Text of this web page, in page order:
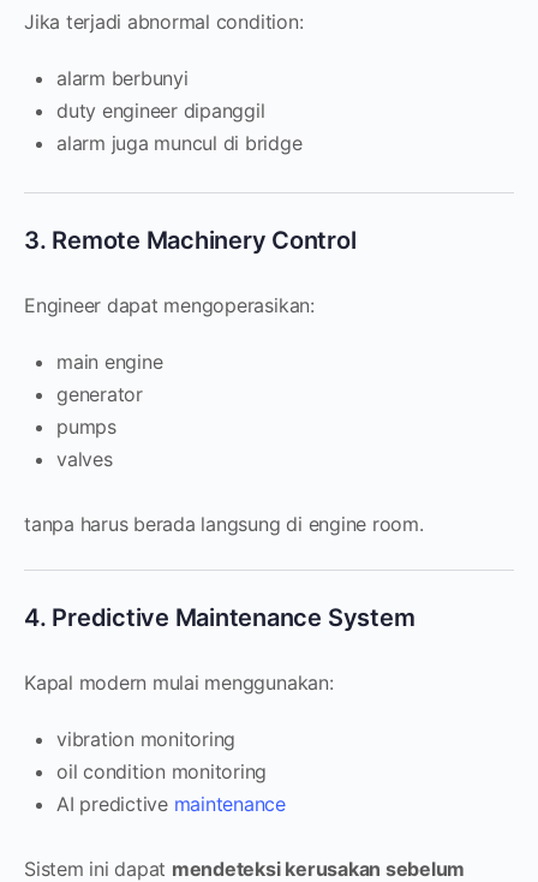
Jika terjadi abnormal condition:
alarm berbunyi
duty engineer dipanggil
alarm juga muncul di bridge
3. Remote Machinery Control
Engineer dapat mengoperasikan:
main engine
generator
pumps
valves
tanpa harus berada langsung di engine room.
4. Predictive Maintenance System
Kapal modern mulai menggunakan:
vibration monitoring
oil condition monitoring
AI predictive maintenance
Sistem ini dapat mendeteksi kerusakan sebelum